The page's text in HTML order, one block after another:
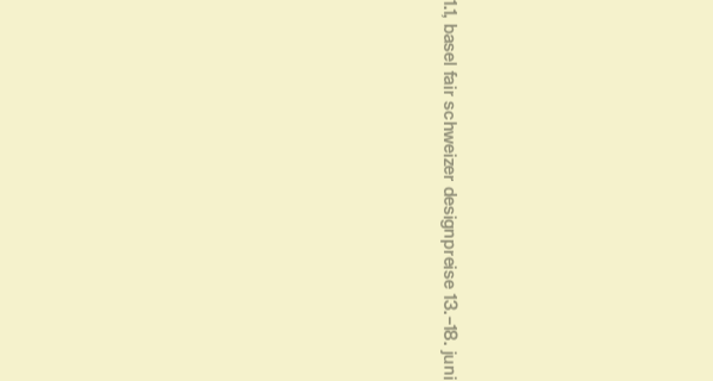
schweizer designpreise 13.‒18. juni 2023 halle 1.1, messe basel